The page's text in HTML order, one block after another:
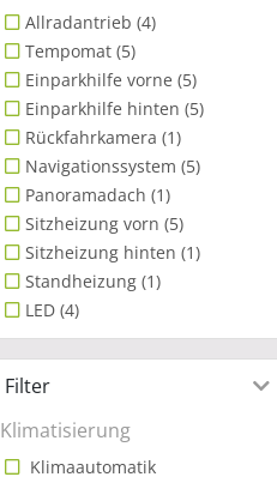
Allradantrieb (4)
Tempomat (5)
Einparkhilfe vorne (5)
Einparkhilfe hinten (5)
Rückfahrkamera (1)
Navigationssystem (5)
Panoramadach (1)
Sitzheizung vorn (5)
Sitzheizung hinten (1)
Standheizung (1)
LED (4)
Filter
Klimatisierung
Klimaautomatik